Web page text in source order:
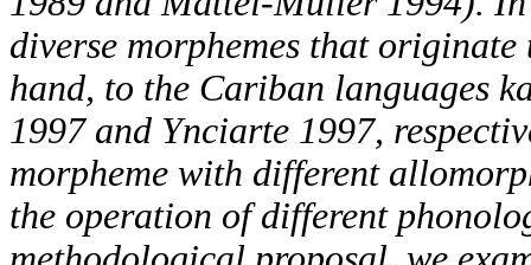
diverse morphemes that
hand, to the Cariban languages
1997 and Ynciarte 1997,
morpheme with different
the operation of different